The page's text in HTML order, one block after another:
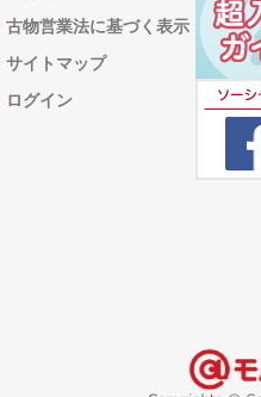
古物営業法に基づく表示
サイトマップ
ログイン